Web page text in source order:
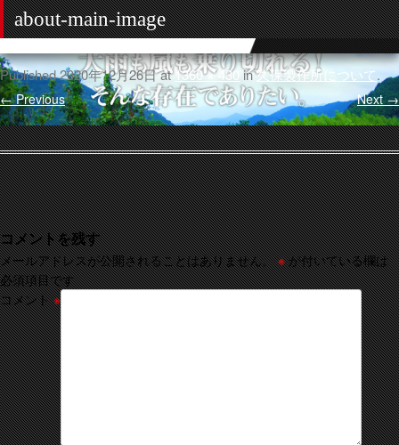
about-main-image
Published2020年12月26日at1360 × 430in久保製作所について.
← Previous Next →
コメントを残す
メールアドレスが公開されることはありません。 ※が付いている欄は
必須項目です
コメント※